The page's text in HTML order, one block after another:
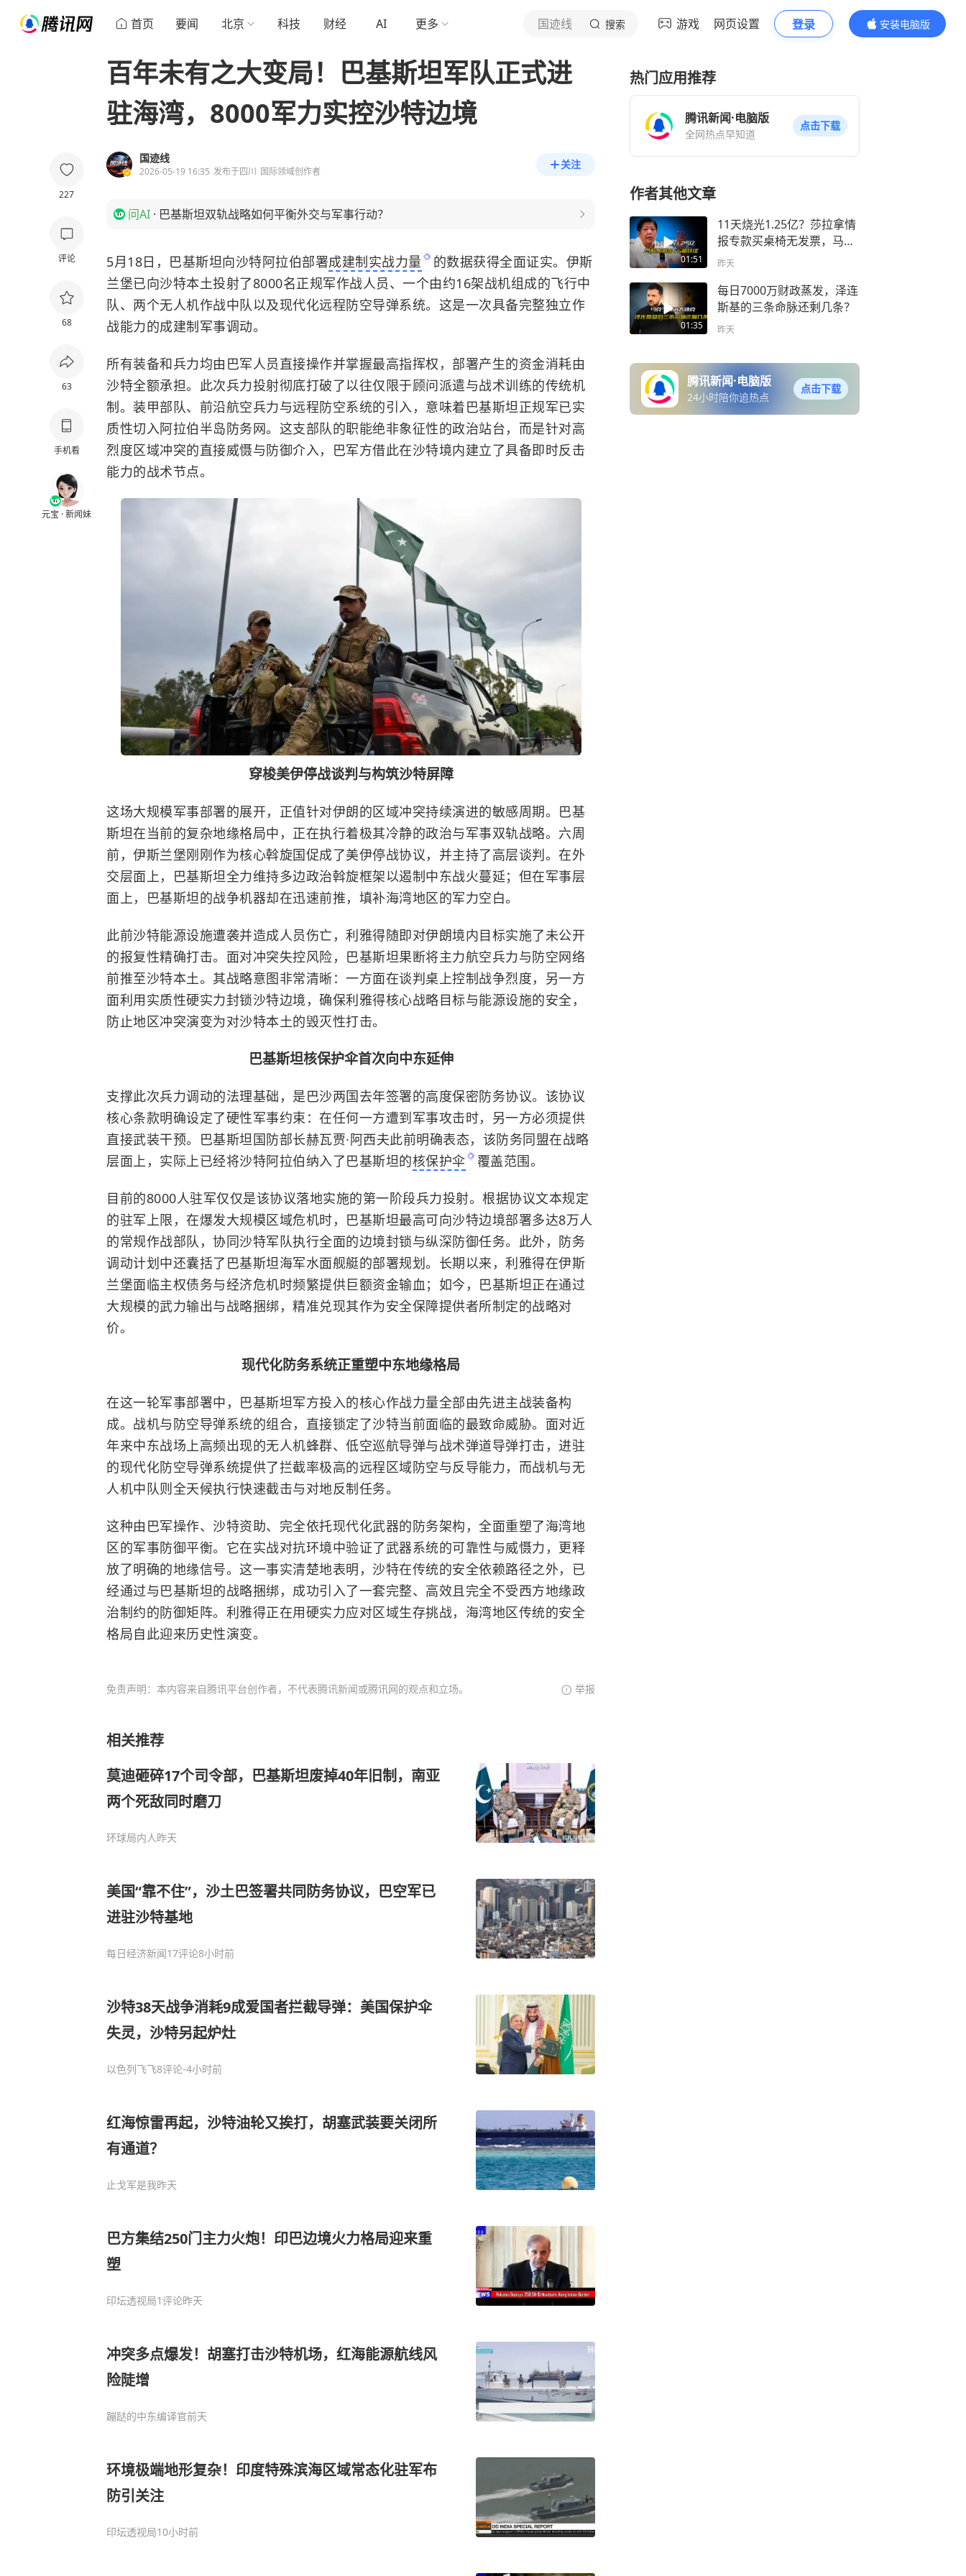
首页 要闻 北京 科技 财经 AI 更多 国迹线 搜索 游戏 网页设置 登录
安装电脑版
内容更精彩
227
评论
68
63
手机看
元宝 · 新闻妹
百年未有之大变局！巴基斯坦军队正式进
驻海湾，8000军力实控沙特边境
国迹线
2026-05-19 16:35 发布于四川 国际领域创作者
关注
问AI · 巴基斯坦双轨战略如何平衡外交与军事行动？
5月18日，巴基斯坦向沙特阿拉伯部署成建制实战力量
的数据获得全面证实。伊斯
兰堡已向沙特本土投射了8000名正规军作战人员、一个由约16架战机组成的飞行中
队、两个无人机作战中队以及现代化远程防空导弹系统。这是一次具备完整独立作
战能力的成建制军事调动。
所有装备和兵力均由巴军人员直接操作并掌握最高指挥权，部署产生的资金消耗由
沙特全额承担。此次兵力投射彻底打破了以往仅限于顾问派遣与战术训练的传统机
制。装甲部队、前沿航空兵力与远程防空系统的引入，意味着巴基斯坦正规军已实
质性切入阿拉伯半岛防务网。这支部队的职能绝非象征性的政治站台，而是针对高
烈度区域冲突的直接威慑与防御介入，巴军方借此在沙特境内建立了具备即时反击
能力的战术节点。
穿梭美伊停战谈判与构筑沙特屏障
这场大规模军事部署的展开，正值针对伊朗的区域冲突持续演进的敏感周期。巴基
斯坦在当前的复杂地缘格局中，正在执行着极其冷静的政治与军事双轨战略。六周
前，伊斯兰堡刚刚作为核心斡旋国促成了美伊停战协议，并主持了高层谈判。在外
交层面上，巴基斯坦全力维持多边政治斡旋框架以遏制中东战火蔓延；但在军事层
面上，巴基斯坦的战争机器却在迅速前推，填补海湾地区的军力空白。
此前沙特能源设施遭袭并造成人员伤亡，利雅得随即对伊朗境内目标实施了未公开
的报复性精确打击。面对冲突失控风险，巴基斯坦果断将主力航空兵力与防空网络
前推至沙特本土。其战略意图非常清晰：一方面在谈判桌上控制战争烈度，另一方
面利用实质性硬实力封锁沙特边境，确保利雅得核心战略目标与能源设施的安全，
防止地区冲突演变为对沙特本土的毁灭性打击。
巴基斯坦核保护伞首次向中东延伸
支撑此次兵力调动的法理基础，是巴沙两国去年签署的高度保密防务协议。该协议
核心条款明确设定了硬性军事约束：在任何一方遭到军事攻击时，另一方必须提供
直接武装干预。巴基斯坦国防部长赫瓦贾·阿西夫此前明确表态，该防务同盟在战略
层面上，实际上已经将沙特阿拉伯纳入了巴基斯坦的核保护伞 覆盖范围。
目前的8000人驻军仅仅是该协议落地实施的第一阶段兵力投射。根据协议文本规定
的驻军上限，在爆发大规模区域危机时，巴基斯坦最高可向沙特边境部署多达8万人
的常规作战部队，协同沙特军队执行全面的边境封锁与纵深防御任务。此外，防务
调动计划中还囊括了巴基斯坦海军水面舰艇的部署规划。长期以来，利雅得在伊斯
兰堡面临主权债务与经济危机时频繁提供巨额资金输血；如今，巴基斯坦正在通过
大规模的武力输出与战略捆绑，精准兑现其作为安全保障提供者所制定的战略对
价。
现代化防务系统正重塑中东地缘格局
在这一轮军事部署中，巴基斯坦军方投入的核心作战力量全部由先进主战装备构
成。战机与防空导弹系统的组合，直接锁定了沙特当前面临的最致命威胁。面对近
年来中东战场上高频出现的无人机蜂群、低空巡航导弹与战术弹道导弹打击，进驻
的现代化防空导弹系统提供了拦截率极高的远程区域防空与反导能力，而战机与无
人机中队则全天候执行快速截击与对地反制任务。
这种由巴军操作、沙特资助、完全依托现代化武器的防务架构，全面重塑了海湾地
区的军事防御平衡。它在实战对抗环境中验证了武器系统的可靠性与威慑力，更释
放了明确的地缘信号。这一事实清楚地表明，沙特在传统的安全依赖路径之外，已
经通过与巴基斯坦的战略捆绑，成功引入了一套完整、高效且完全不受西方地缘政
治制约的防御矩阵。利雅得正在用硬实力应对区域生存挑战，海湾地区传统的安全
格局自此迎来历史性演变。
免责声明：本内容来自腾讯平台创作者，不代表腾讯新闻或腾讯网的观点和立场。 举报
相关推荐
莫迪砸碎17个司令部，巴基斯坦废掉40年旧制，南亚
两个死敌同时磨刀
环球局内人昨天
美国“靠不住”，沙土巴签署共同防务协议，巴空军已
进驻沙特基地
每日经济新闻17评论8小时前
沙特38天战争消耗9成爱国者拦截导弹：美国保护伞
失灵，沙特另起炉灶
以色列飞飞8评论-4小时前
红海惊雷再起，沙特油轮又挨打，胡塞武装要关闭所
有通道？
止戈军是我昨天
巴方集结250门主力火炮！印巴边境火力格局迎来重
塑
印坛透视局1评论昨天
冲突多点爆发！胡塞打击沙特机场，红海能源航线风
险陡增
蹦跶的中东编译官前天
环境极端地形复杂！印度特殊滨海区域常态化驻军布
防引关注
印坛透视局10小时前
热门应用推荐
腾讯新闻·电脑版
全网热点早知道
点击下载
作者其他文章
01:51
11天烧光1.25亿？莎拉拿情
报专款买桌椅无发票，马科
斯搬出15箱铁证
昨天
01:35
每日7000万财政蒸发，泽连
斯基的三条命脉还剩几条？
昨天
腾讯新闻·电脑版
24小时陪你追热点
点击下载